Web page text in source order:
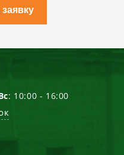
: 10:00 - 16:00